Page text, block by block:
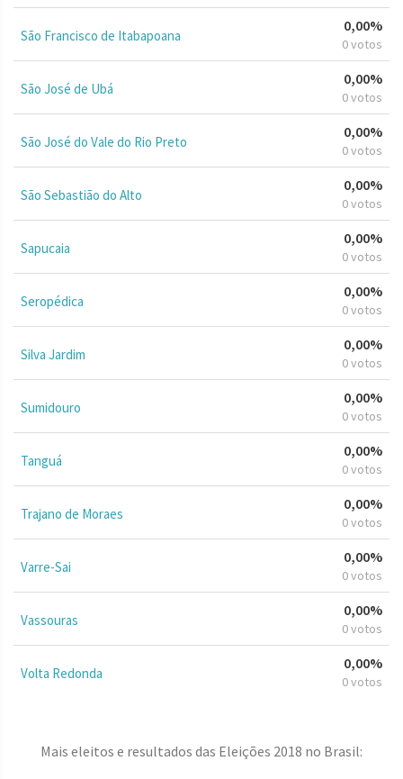
São Francisco de Itabapoana
0,00%
0 votos
São José de Ubá
0,00%
0 votos
São José do Vale do Rio Preto
0,00%
0 votos
São Sebastião do Alto
0,00%
0 votos
Sapucaia
0,00%
0 votos
Seropédica
0,00%
0 votos
Silva Jardim
0,00%
0 votos
Sumidouro
0,00%
0 votos
Tanguá
0,00%
0 votos
Trajano de Moraes
0,00%
0 votos
Varre-Sai
0,00%
0 votos
Vassouras
0,00%
0 votos
Volta Redonda
0,00%
0 votos
Mais eleitos e resultados das Eleições 2018 no Brasil: